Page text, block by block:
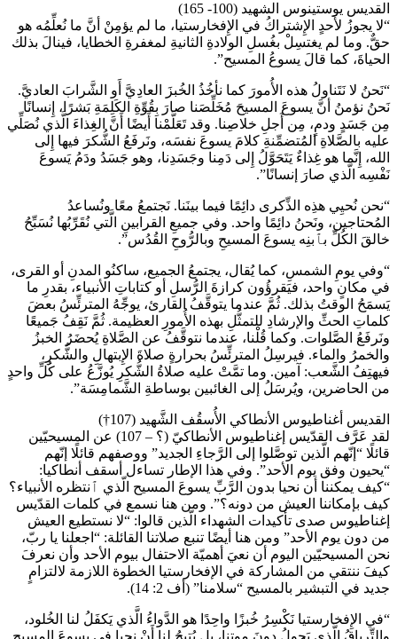
القديس يوستينوس الشهيد (100- 165)
“لا يجوزُ لأَحدٍ الإِشتراكُ في الإِفخارستيا، ما لم يؤمِنْ أنَّ ما نُعلِّمُه هو
حقٌّ. وما لم يغتسِلْ بغُسلِ الولادةِ الثانيةِ لمغفرةِ الخطايا، فينالَ بذلك
الحياةَ، كما قالَ يسوعُ المسيح”.
“نَحنُ لا نَتَناولُ هذه الأُمورَ كما نأخُذُ الخُبزَ العادِيَّ أَو الشَّرابَ العاديَّ.
نَحنُ نؤمنُ أنَّ يسوعَ المسيحَ مُخَلِّصَنا صارَ بِقُوِّةِ الكَلِمَةِ بَشرًا، إِنسانًا
مِن جَسَدٍ ودمٍ، مِن أَجلِ خلاصِنا. وقد تَعَلَّمْنا أَيضًا أَنَّ الغِذاءَ الَّذي نُصَلِّي
عليه بالصَّلاةِ المُتضمِّنةِ كلامَ يسوعَ نفسَه، ونَرفَعُ الشُّكرَ فيها إِلى
الله، إِنَّما هو غِذاءٌ يَتَحَوَّلُ إِلى دَمِنا وجَسَدِنا، وهو جَسَدُ ودَمُ يَسوعَ
نَفْسِه الَّذي صارَ إنسانًا”.
“نحن نُحيِي هذِه الذِّكرى دائِمًا فيما بينَنا. نَجتمعُ معًا ونُساعدُ
المُحتاجين، ونَحنُ دائِمًا واحد. وفي جميعِ القرابينِ الَّتي نُقَرِّبُها نُسَبِّحُ
خالقَ الكُلِّ بٱبنِه يسوعَ المسيحِ وبالرُّوحِ القُدُس”.
“وفي يومِ الشمسِ، كما يُقال، يجتمعُ الجميع، ساكنُو المدنِ أو القرى،
في مكانٍ واحد، فيَقرؤُون كرازةَ الرُّسلِ أو كتاباتِ الأنبياء، بقدرِ ما
يَسمَحُ الوقتُ بذلك. ثُمَّ عندما يتوقَّفُ القارئ، يوجِّهُ المترئِّسُ بعضَ
كلماتِ الحثِّ والإرشادِ للتمثُّلِ بهذه الأُمورِ العظيمة. ثُمَّ نَقِفُ جَميعًا
ونَرفَعُ الصَّلوات. وكما قُلْنا، عندما نتوقَّفُ عن الصَّلاةِ يُحضَرُ الخبزُ
والخمرُ والماء. فيرسِلُ المترئِّسُ بحرارةٍ صلاةَ الإِبتهالِ والشُّكرِ،
فيهتِفُ الشَّعب: آمين. وما تمَّتْ عليه صلاةُ الشُّكرِ يُوزَّعُ على كُلِّ واحدٍ
من الحاضرين، ويُرسَلُ إلى الغائبين بوساطةِ الشَّمامِسَة”.
القديس أغناطيوس الأنطاكي الأُسقُف الشَّهيد (107†)
لقد عَرَّف القدّيس إغناطيوس الأنطاكيّ (؟ – 107) عن المسيحيّين
قائلًا “إنّهم الّذين توصَّلوا إلى الرَّجاءِ الجديد” ووصفهم قائلًا إنّهم
“يحيون وفق يوم الأحد”. وفي هذا الإطار تساءل أسقف أنطاكيا:
“كيف يمكننا أن نحيا بدون الرَّبِّ يسوعَ المسيح الّذي ٱنتظره الأنبياء؟
كيف بإمكاننا العيش من دونه؟”. ومن هنا نسمع في كلمات القدّيس
إغناطيوس صدى تأكيدات الشهداء الّذين قالوا: “لا نستطيع العيش
من دون يوم الأحد” ومن هنا أيضًا تنبع صلاتنا القائلة: “اجعلنا يا ربّ،
نحن المسيحيّين اليوم أن نعيَ أهميّة الاحتفال بيوم الأحد وأن نعرفَ
كيفَ ننتقي من المشاركة في الإفخارستيا الخطوة اللازمة لالتزامٍ
جديد في التبشير بالمسيح “سلامنا” (أف 2: 14).
“في الإِفخارستيا نَكْسِرُ خُبزًا واحِدًا هو الدَّواءُ الَّذي يَكفَلُ لنا الخُلود،